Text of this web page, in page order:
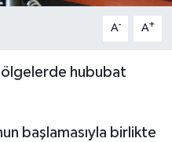
A- A+
hububat
başlamasıyla birlikte